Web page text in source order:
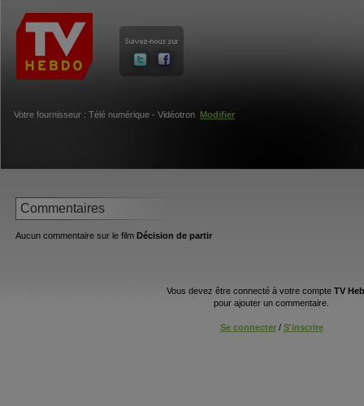
Votre fournisseur : Télé numérique - Vidéotron Modifier
Commentaires
Aucun commentaire sur le film Décision de partir
Vous devez être connecté à votre compte TV
pour ajouter un commentaire.
Se connecter/ S'inscrire